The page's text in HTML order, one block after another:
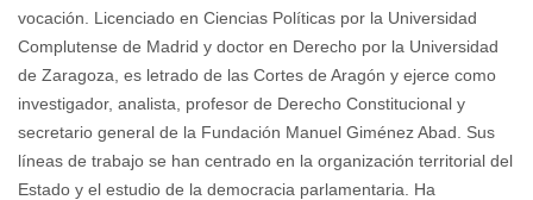
vocación. Licenciado en Ciencias Políticas por la Universidad
Complutense de Madrid y doctor en Derecho por la Universidad
de Zaragoza, es letrado de las Cortes de Aragón y ejerce como
investigador, analista, profesor de Derecho Constitucional y
secretario general de la Fundación Manuel Giménez Abad. Sus
líneas de trabajo se han centrado en la organización territorial del
Estado y el estudio de la democracia parlamentaria. Ha